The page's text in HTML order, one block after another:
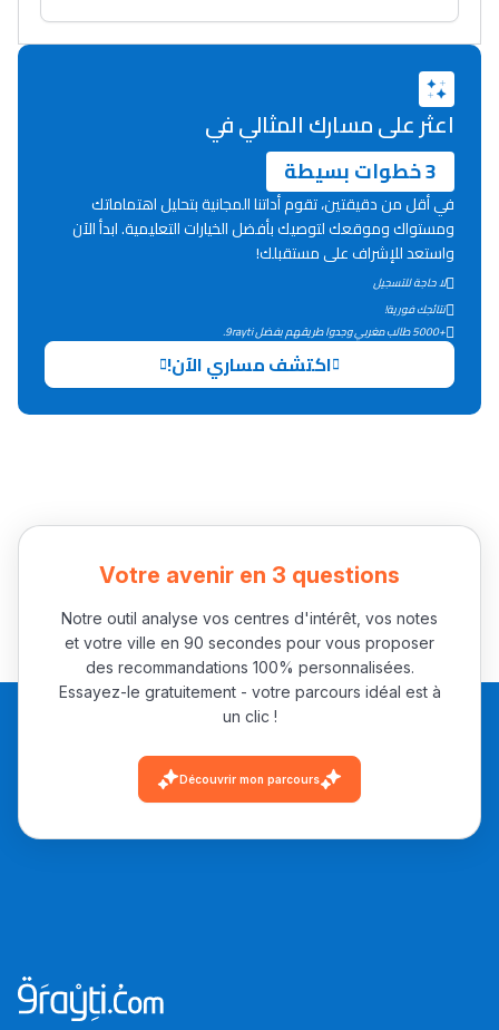
اعثر على مسارك المثالي في
3 خطوات بسيطة
في أقل من دقيقتين، تقوم أداتنا المجانية بتحليل اهتماماتك
ومستواك وموقعك لتوصيك بأفضل الخيارات التعليمية. ابدأ الآن
واستعد للإشراف على مستقبلك!
لا حاجة للتسجيل
نتائجك فورية!
+5000 طالب مغربي وجدوا طريقهم بفضل 9rayti.
اكتشف مساري الآن!
Votre avenir en 3 questions
Notre outil analyse vos centres d'intérêt, vos notes
et votre ville en 90 secondes pour vous proposer
des recommandations 100% personnalisées.
Essayez-le gratuitement - votre parcours idéal est à
un clic !
Découvrir mon parcours